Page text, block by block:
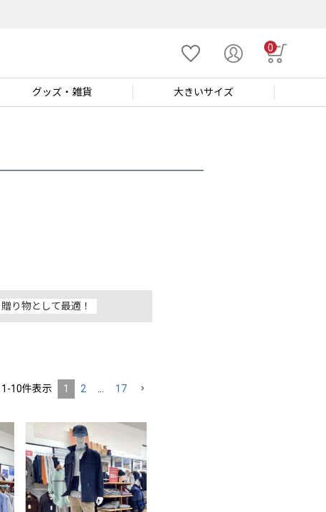
0
グッズ・雑貨 大きいサイズ
贈り物として最適！
1 -10件表示 1 2 … 17